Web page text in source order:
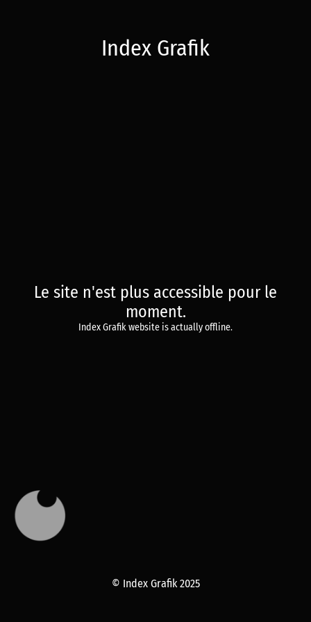
Index Grafik
Le site n'est plus accessible pour le
moment.
Index Grafik website is actually offline.
© Index Grafik 2025